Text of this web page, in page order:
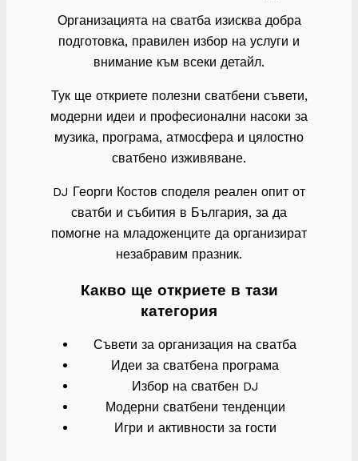
Организацията на сватба изисква добра
подготовка, правилен избор на услуги и
внимание към всеки детайл.
Тук ще откриете полезни сватбени съвети,
модерни идеи и професионални насоки за
музика, програма, атмосфера и цялостно
сватбено изживяване.
DJ Георги Костов споделя реален опит от
сватби и събития в България, за да
помогне на младоженците да организират
незабравим празник.
Какво ще откриете в тази
категория
Съвети за организация на сватба
Идеи за сватбена програма
Избор на сватбен DJ
Модерни сватбени тенденции
Игри и активности за гости